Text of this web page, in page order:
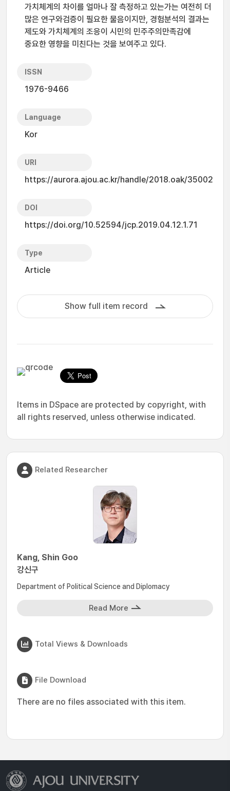
가치체계의 차이를 얼마나 잘 측정하고 있는가는 여전히 더
많은 연구와검증이 필요한 물음이지만, 경험분석의 결과는
제도와 가치체계의 조응이 시민의 민주주의만족감에
중요한 영향을 미친다는 것을 보여주고 있다.
ISSN
1976-9466
Language
Kor
URI
https://aurora.ajou.ac.kr/handle/2018.oak/35002
DOI
https://doi.org/10.52594/jcp.2019.04.12.1.71
Type
Article
Show full item record
Items in DSpace are protected by copyright, with
all rights reserved, unless otherwise indicated.
Related Researcher
Kang, Shin Goo
강신구
Department of Political Science and Diplomacy
Read More
Total Views & Downloads
File Download
There are no files associated with this item.